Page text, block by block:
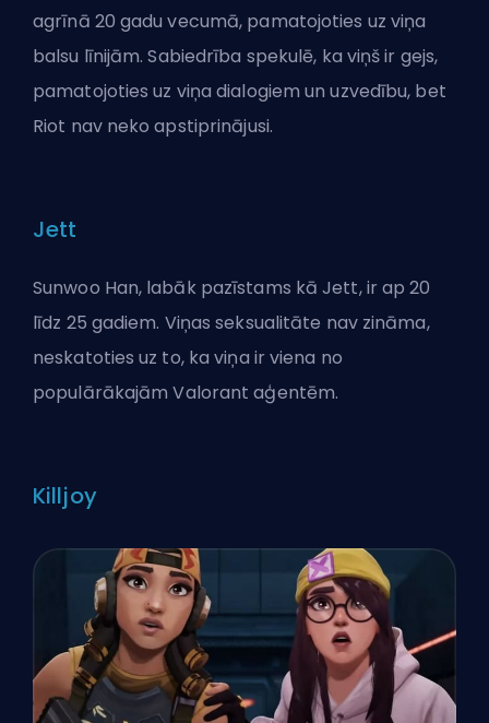
agrīnā 20 gadu vecumā, pamatojoties uz viņa
balsu līnijām. Sabiedrība spekulē, ka viņš ir gejs,
pamatojoties uz viņa dialogiem un uzvedību, bet
Riot nav neko apstiprinājusi.
Jett
Sunwoo Han, labāk pazīstams kā Jett, ir ap 20
līdz 25 gadiem. Viņas seksualitāte nav zināma,
neskatoties uz to, ka viņa ir viena no
populārākajām Valorant aģentēm.
Killjoy